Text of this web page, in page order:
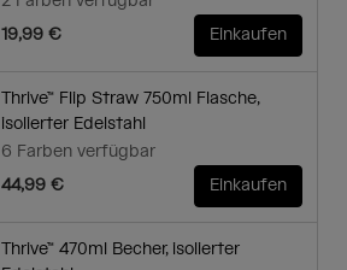
19,99 €
Einkaufen
Thrive™ Flip Straw 750ml Flasche,
isolierter Edelstahl
6 Farben verfügbar
44,99 €
Einkaufen
Thrive™ 470ml Becher, isolierter